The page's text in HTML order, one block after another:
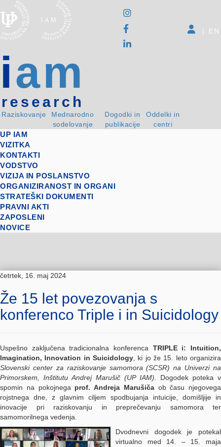
iam
research
Raziskovanje
Mednarodno
sodelovanje
Dogodki in
publikacije
Oddelki in
centri
| EN
UP IAM
VIZITKA
KONTAKTI
VODSTVO
VIZIJA IN POSLANSTVO
ORGANIZIRANOST IN ORGANI
STRATEŠKI DOKUMENTI
PRAVNI AKTI
ZAPOSLENI
NOVICE
četrtek, 16. maj 2024
Že 15 let povezovanja s
konferenco Triple i in Suicidology
Uspešno zaključena tradicionalna konferenca TRIPLE i: Intuition,
Imagination, Innovation in Suicidology , ki jo že 15. leto organizira
Slovenski center za raziskovanje samomora (SCSR) na Univerzi na
Primorskem, Inštitutu Andrej Marušič (UP IAM) . Dogodek poteka v
spomin na pokojnega prof. Andreja Marušičaob času njegovega
rojstnega dne, z glavnim ciljem spodbujanja intuicije, domišljije in
inovacije pri raziskovanju in preprečevanju samomora ter
samomorilnega vedenja.
Dvodnevni dogodek je potekal
virtualno med 14. – 15. maja